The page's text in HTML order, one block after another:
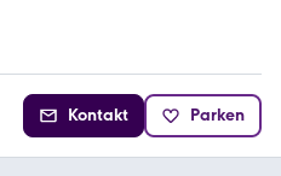
Kontakt Parken